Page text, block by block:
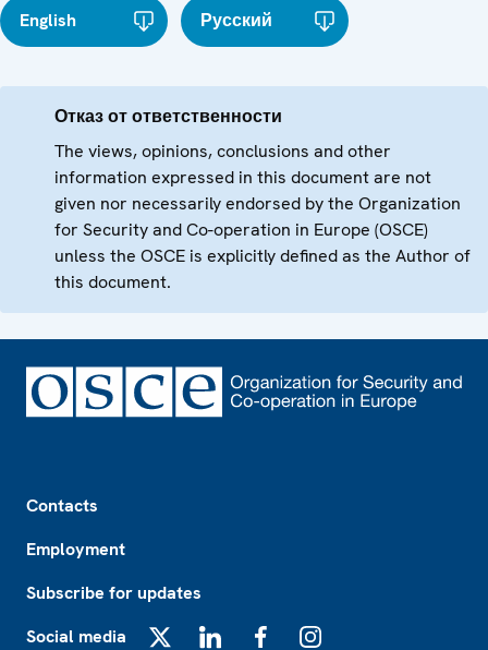
English Русский
Отказ от ответственности
The views, opinions, conclusions and other
information expressed in this document are not
given nor necessarily endorsed by the Organization
for Security and Co-operation in Europe (OSCE)
unless the OSCE is explicitly defined as the Author of
this document.
Contacts
Employment
Subscribe for updates
Social media